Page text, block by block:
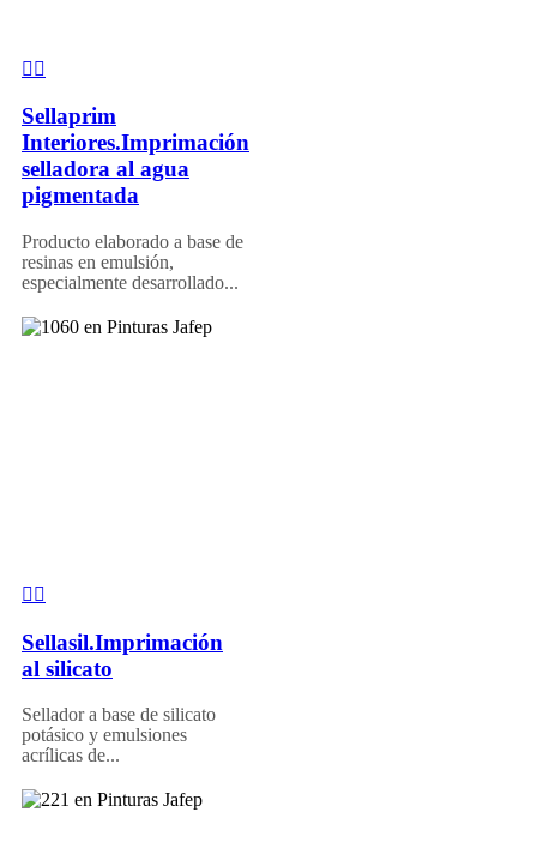
Sellaprim
Interiores.Imprimación
selladora al agua
pigmentada
Producto elaborado a base de
resinas en emulsión,
especialmente desarrollado...
Sellasil.Imprimación
al silicato
Sellador a base de silicato
potásico y emulsiones
acrílicas de...